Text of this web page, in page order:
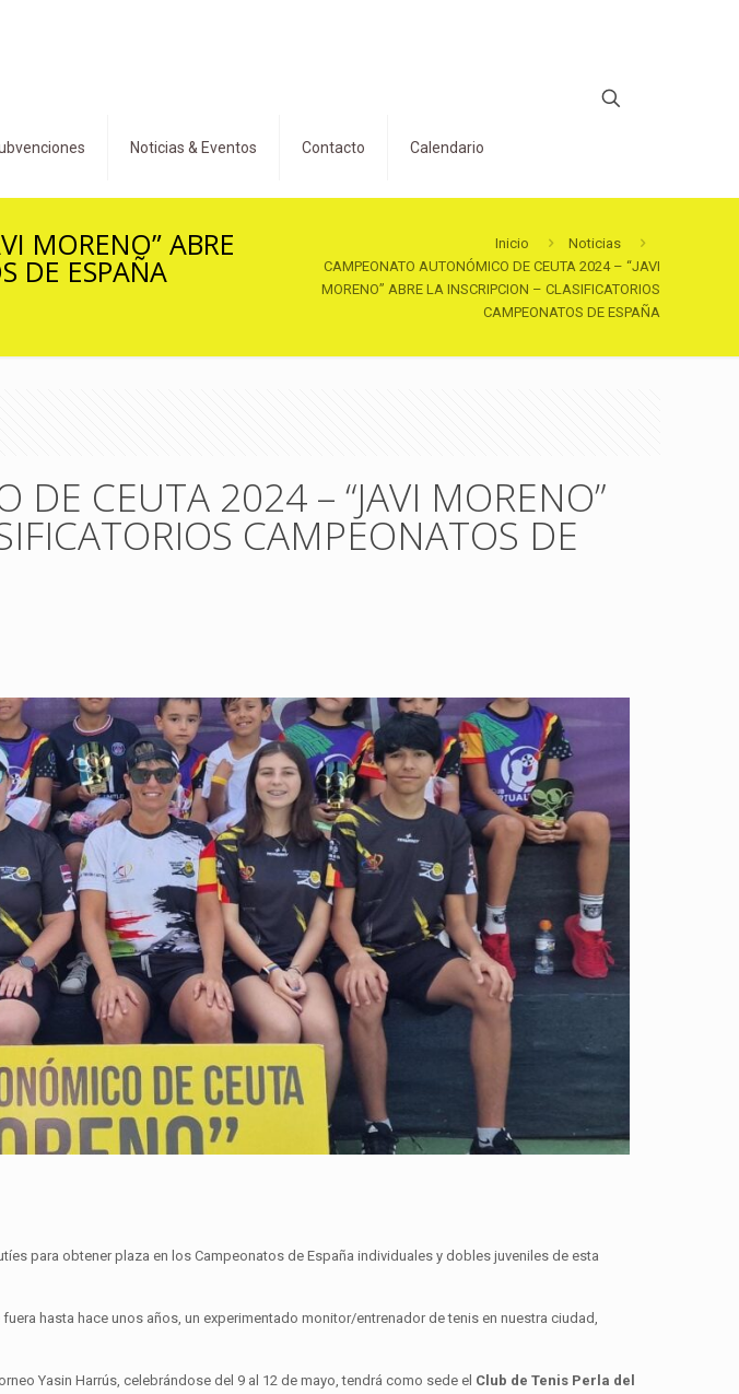
Noticias & Eventos Contacto Calendario
MORENO” ABRE
DE ESPAÑA
Inicio
Noticias
CAMPEONATO AUTONÓMICO DE CEUTA 2024 – “JAVI
MORENO” ABRE LA INSCRIPCION – CLASIFICATORIOS
CAMPEONATOS DE ESPAÑA
CEUTA 2024 – “JAVI MORENO”
CAMPEONATOS DE
para obtener plaza en los Campeonatos de España individuales y dobles juveniles de esta
fuera hasta hace unos años, un experimentado monitor/entrenador de tenis en nuestra ciudad,
Yasin Harrús, celebrándose del 9 al 12 de mayo, tendrá como sede el Club de Tenis Perla del